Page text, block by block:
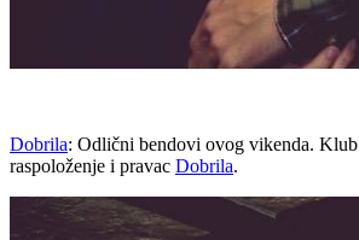
Dobrila: Odlični bendovi ovog vikenda. Klub
raspoloženje i pravac Dobrila.